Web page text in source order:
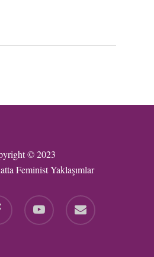
© 2023
Feminist Yaklaşımlar
youtube email